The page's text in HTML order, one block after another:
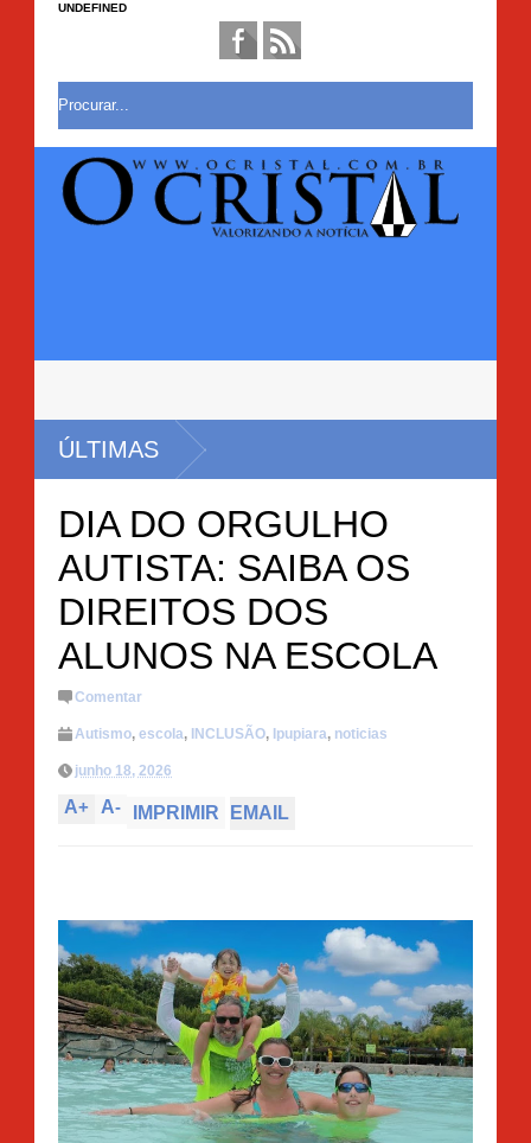
UNDEFINED
ÚLTIMAS
DIA DO ORGULHO
AUTISTA: SAIBA OS
DIREITOS DOS
ALUNOS NA ESCOLA
Comentar
Autismo, escola, INCLUSÃO, Ipupiara, noticias
junho 18, 2026
A+ A- IMPRIMIR EMAIL